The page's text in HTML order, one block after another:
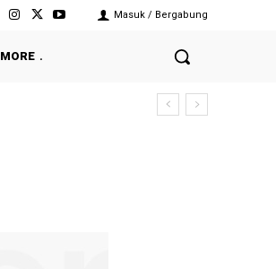
Masuk / Bergabung
MORE